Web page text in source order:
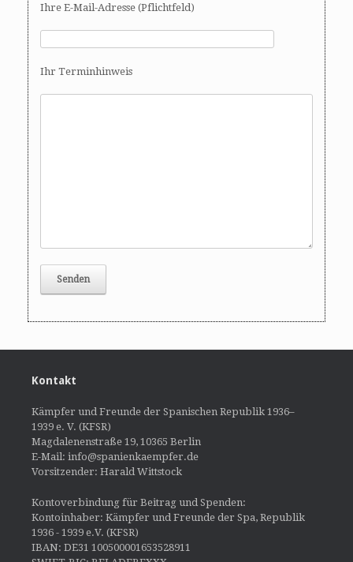
Ihre E-Mail-Adresse (Pflichtfeld)
Ihr Terminhinweis
Kontakt
Kämpfer und Freunde der Spanischen Republik 1936–
1939 e. V. (KFSR)
Magdalenenstraße 19, 10365 Berlin
E-Mail: info@spanienkaempfer.de
Vorsitzender: Harald Wittstock
Kontoverbindung für Beitrag und Spenden:
Kontoinhaber: Kämpfer und Freunde der Spa, Republik
1936 - 1939 e.V. (KFSR)
IBAN: DE31 100500001653528911